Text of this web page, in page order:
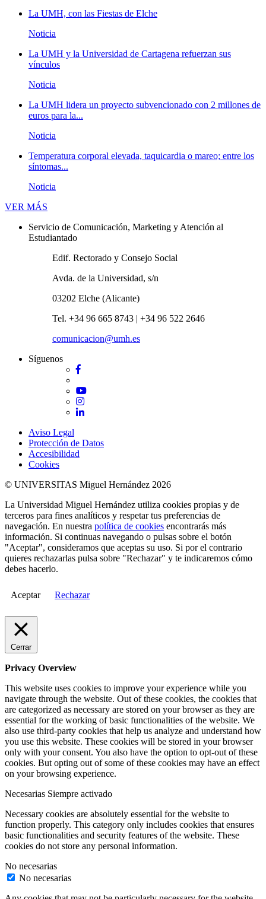
La UMH, con las Fiestas de Elche
Noticia
La UMH y la Universidad de Cartagena refuerzan sus
vínculos
Noticia
La UMH lidera un proyecto subvencionado con 2 millones de
euros para la...
Noticia
Temperatura corporal elevada, taquicardia o mareo; entre los
síntomas...
Noticia
VER MÁS
Servicio de Comunicación, Marketing y Atención al
Estudiantado
Edif. Rectorado y Consejo Social
Avda. de la Universidad, s/n
03202 Elche (Alicante)
Tel. +34 96 665 8743 | +34 96 522 2646
comunicacion@umh.es
Síguenos
Facebook
YouTube
Instagram
LinkedIn
Aviso Legal
Protección de Datos
Accesibilidad
Cookies
© UNIVERSITAS Miguel Hernández 2026
La Universidad Miguel Hernández utiliza cookies propias y de
terceros para fines analíticos y respetar tus preferencias de
navegación. En nuestra política de cookies encontrarás más
información. Si continuas navegando o pulsas sobre el botón
"Aceptar", consideramos que aceptas su uso. Si por el contrario
quieres rechazarlas pulsa sobre "Rechazar" y te indicaremos cómo
debes hacerlo.
Aceptar Rechazar
Cerrar
Privacy Overview
This website uses cookies to improve your experience while you
navigate through the website. Out of these cookies, the cookies that
are categorized as necessary are stored on your browser as they are
essential for the working of basic functionalities of the website. We
also use third-party cookies that help us analyze and understand how
you use this website. These cookies will be stored in your browser
only with your consent. You also have the option to opt-out of these
cookies. But opting out of some of these cookies may have an effect
on your browsing experience.
Necesarias Siempre activado
Necessary cookies are absolutely essential for the website to
function properly. This category only includes cookies that ensures
basic functionalities and security features of the website. These
cookies do not store any personal information.
No necesarias
No necesarias